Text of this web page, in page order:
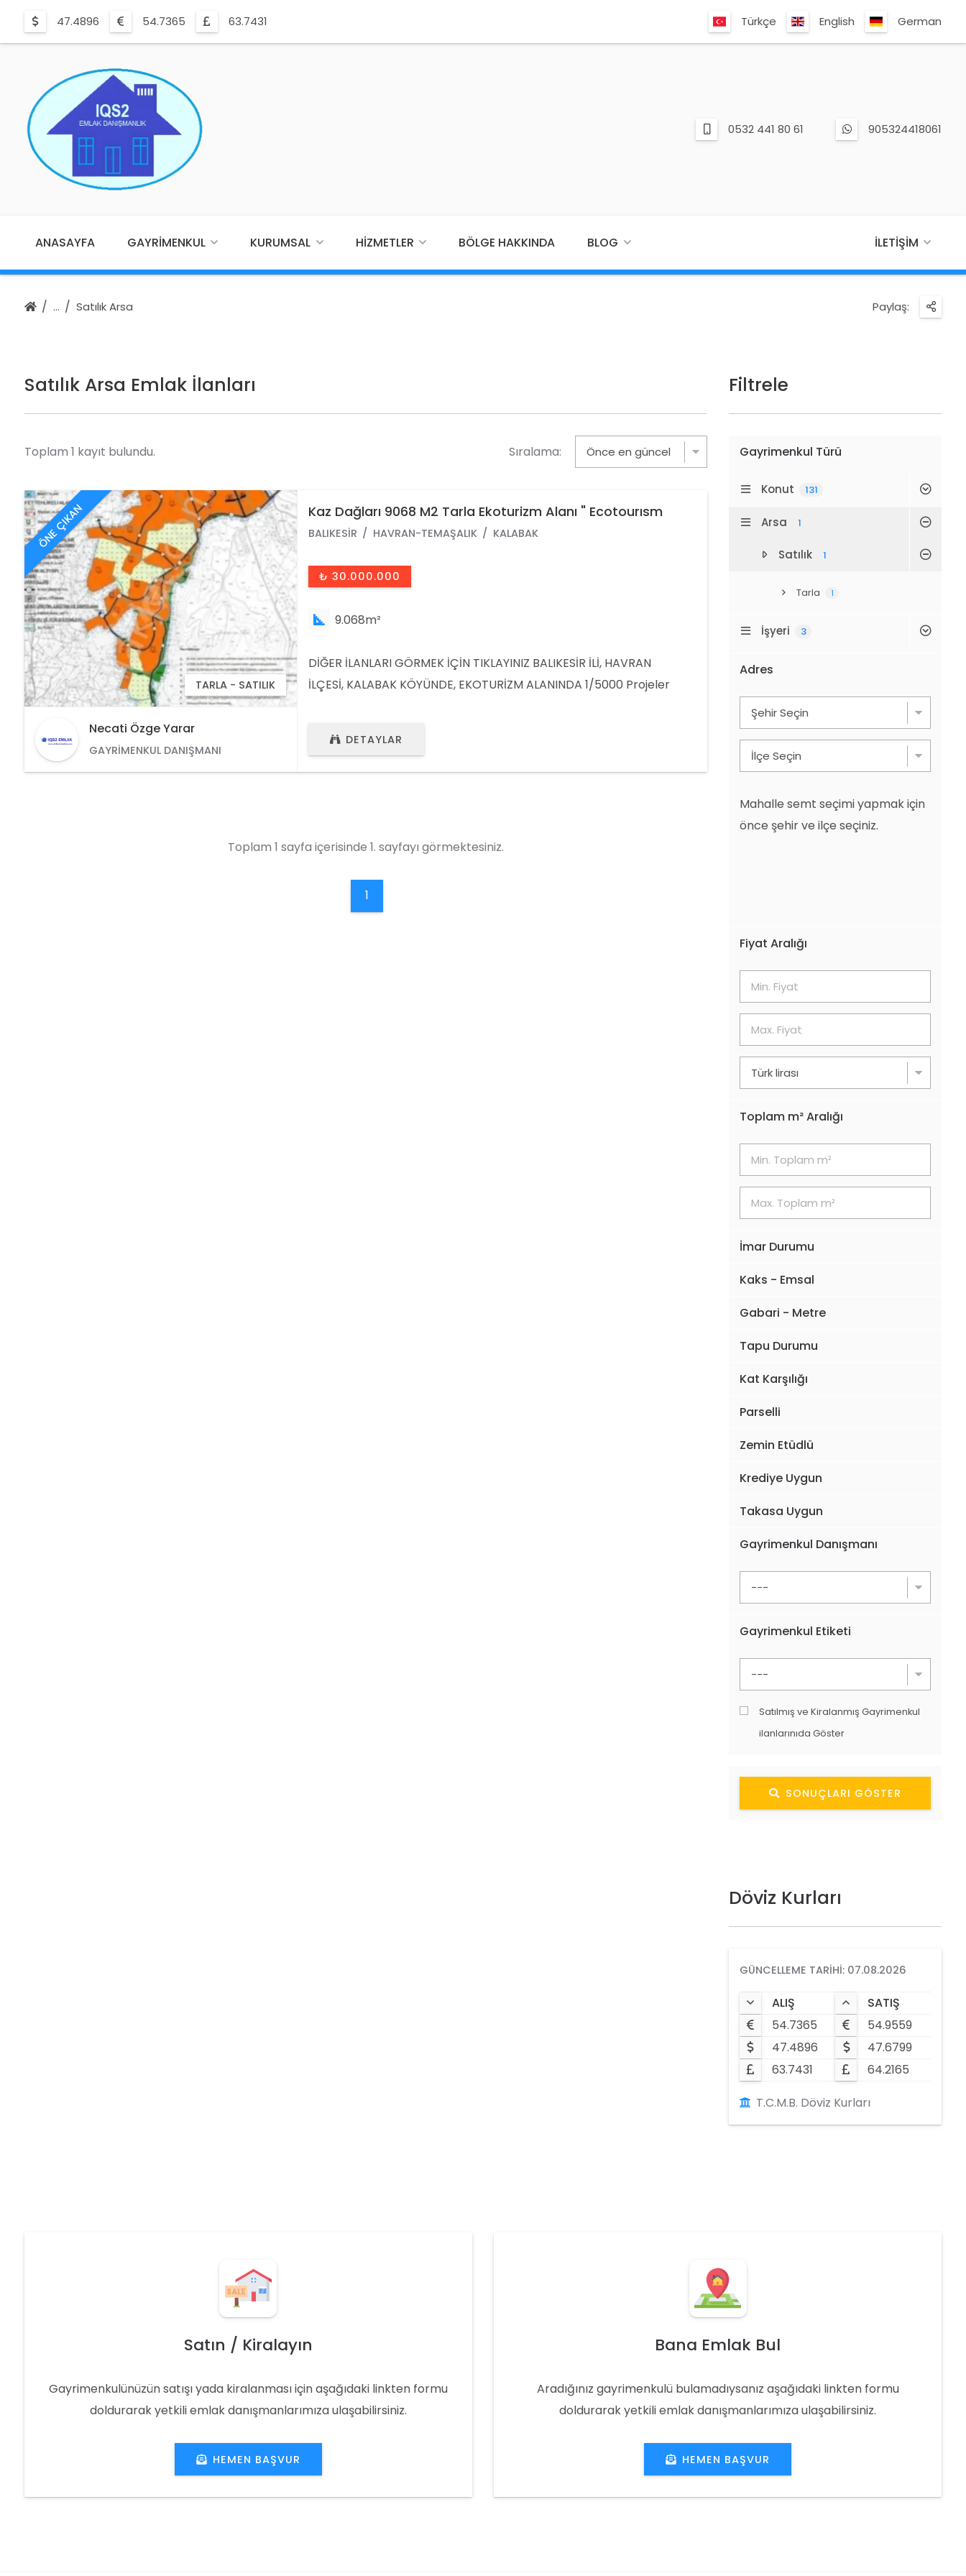
47.4896 54.7365 63.7431 Türkçe English German
0532 441 80 61 905324418061
ANASAYFA GAYRIMENKUL KURUMSAL HIZMETLER BÖLGE HAKKINDA BLOG İLETIŞIM
Satılık Arsa Paylaş:
Satılık Arsa Emlak İlanları
Toplam 1 kayıt bulundu. Sıralama:
ÖNE ÇIKAN
TARLA - SATILIK
Kaz Dağları 9068 M2 Tarla Ekoturizm Alanı " Ecotourısm
Area
BALIKESIR HAVRAN-TEMAŞALIK KALABAK
₺ 30.000.000
9.068m²
DİĞER İLANLARI GÖRMEK İÇİN TIKLAYINIZ BALIKESİR İLİ, HAVRAN
İLÇESİ, KALABAK KÖYÜNDE, EKOTURİZM ALANINDA 1/5000 Projeler
DİĞER İLANLARI GÖRMEK İÇİN TIKLAYINIZ (SİTEMİZİ ZİYARET EDİNİZ)
Whatsapp : +90 (532) 441 80 61
Necati Özge Yarar
GAYRIMENKUL DANIŞMANI
DETAYLAR
Toplam 1 sayfa içerisinde 1. sayfayı görmektesiniz.
1
Filtrele
Gayrimenkul Türü
Konut 131
Arsa 1
Satılık 1
Tarla 1
İşyeri 3
Adres
Mahalle semt seçimi yapmak için
önce şehir ve ilçe seçiniz.
Fiyat Aralığı
Toplam m² Aralığı
İmar Durumu
Kaks - Emsal
Gabari - Metre
Tapu Durumu
Kat Karşılığı
Parselli
Zemin Etüdlü
Krediye Uygun
Takasa Uygun
Gayrimenkul Danışmanı
Gayrimenkul Etiketi
Satılmış ve Kiralanmış Gayrimenkul
ilanlarınıda Göster
SONUÇLARI GÖSTER
Döviz Kurları
GÜNCELLEME TARIHI: 07.08.2026
ALIŞ
SATIŞ
54.7365
54.9559
47.4896
47.6799
63.7431
64.2165
T.C.M.B. Döviz Kurları
Satın / Kiralayın
Gayrimenkulünüzün satışı yada kiralanması için aşağıdaki linkten formu
doldurarak yetkili emlak danışmanlarımıza ulaşabilirsiniz.
HEMEN BAŞVUR
Bana Emlak Bul
Aradığınız gayrimenkulü bulamadıysanız aşağıdaki linkten formu
doldurarak yetkili emlak danışmanlarımıza ulaşabilirsiniz.
HEMEN BAŞVUR